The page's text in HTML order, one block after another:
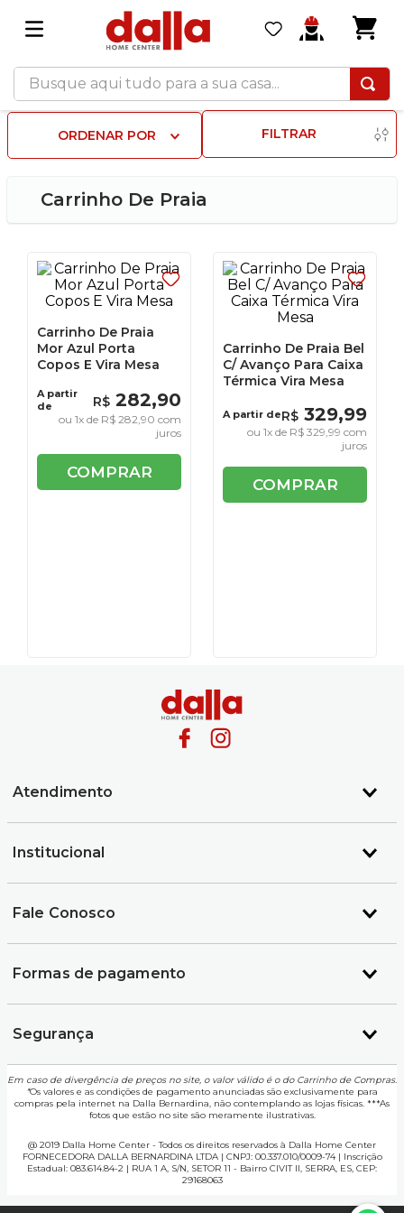
Busque aqui tudo para a sua casa...
ORDENAR POR FILTRAR
Carrinho De Praia
Carrinho De Praia
Mor Azul Porta
Copos E Vira Mesa
A partir
de
R$ 282,90
ou1x de R$ 282,90 com
juros
COMPRAR
Carrinho De Praia Bel
C/ Avanço Para Caixa
Térmica Vira Mesa
A partir deR$ 329,99
ou1x de R$ 329,99 com
juros
COMPRAR
Atendimento
Institucional
Fale Conosco
Formas de pagamento
Segurança
Em caso de divergência de preços no site, o valor válido é o do Carrinho de Compras.
*Os valores e as condições de pagamento anunciadas são exclusivamente para
compras pela internet na Dalla Bernardina, não contemplando as lojas físicas. ***As
fotos que estão no site são meramente ilustrativas.
@ 2019 Dalla Home Center - Todos os direitos reservados à Dalla Home Center
FORNECEDORA DALLA BERNARDINA LTDA | CNPJ: 00.337.010/0009-74 | Inscrição
Estadual: 083.614.84-2 | RUA 1 A, S/N, SETOR 11 - Bairro CIVIT II, SERRA, ES, CEP:
29168063